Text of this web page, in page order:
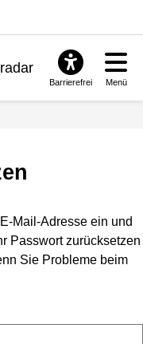
Barrierefrei Menü
Mail-Adresse ein und
Passwort zurücksetzen
Sie Probleme beim